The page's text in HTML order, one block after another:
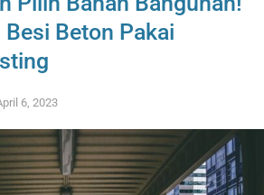
Beton Pakai
6, 2023